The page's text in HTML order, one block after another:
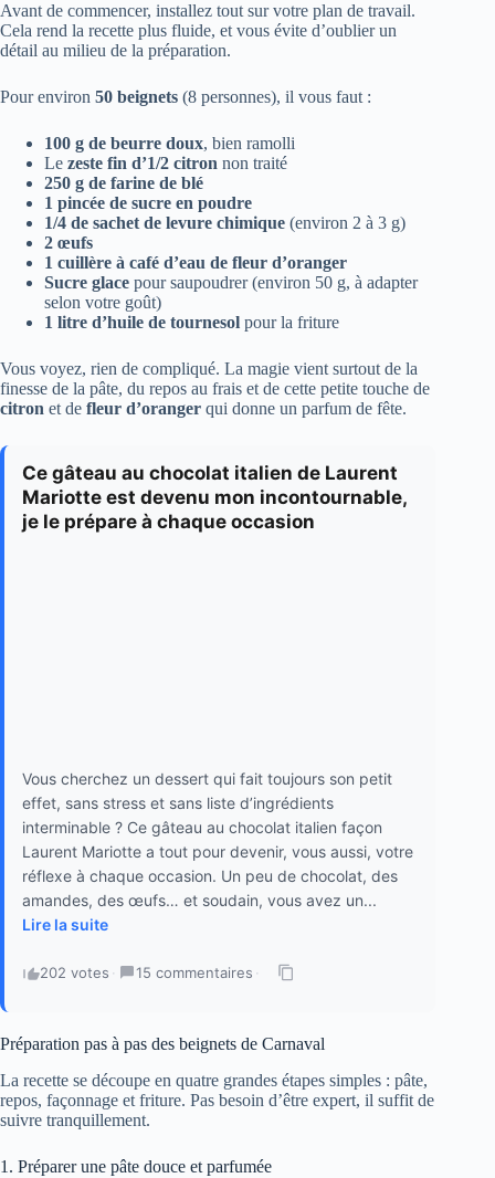
Avant de commencer, installez tout sur votre plan de travail.
Cela rend la recette plus fluide, et vous évite d’oublier un
détail au milieu de la préparation.
Pour environ 50 beignets (8 personnes), il vous faut :
100 g de beurre doux, bien ramolli
Le zeste fin d’1/2 citron non traité
250 g de farine de blé
1 pincée de sucre en poudre
1/4 de sachet de levure chimique (environ 2 à 3 g)
2 œufs
1 cuillère à café d’eau de fleur d’oranger
Sucre glace pour saupoudrer (environ 50 g, à adapter
selon votre goût)
1 litre d’huile de tournesol pour la friture
Vous voyez, rien de compliqué. La magie vient surtout de la
finesse de la pâte, du repos au frais et de cette petite touche de
citron et de fleur d’oranger qui donne un parfum de fête.
Ce gâteau au chocolat italien de Laurent
Mariotte est devenu mon incontournable,
je le prépare à chaque occasion
Vous cherchez un dessert qui fait toujours son petit
effet, sans stress et sans liste d’ingrédients
interminable ? Ce gâteau au chocolat italien façon
Laurent Mariotte a tout pour devenir, vous aussi, votre
réflexe à chaque occasion. Un peu de chocolat, des
amandes, des œufs… et soudain, vous avez un...
Lire la suite
202 votes · 15 commentaires ·
Préparation pas à pas des beignets de Carnaval
La recette se découpe en quatre grandes étapes simples : pâte,
repos, façonnage et friture. Pas besoin d’être expert, il suffit de
suivre tranquillement.
1. Préparer une pâte douce et parfumée